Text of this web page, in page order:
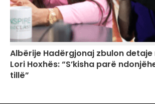
Albërije Hadërgjonaj zbulon
Lori Hoxhës: “S’kisha parë
tillë”